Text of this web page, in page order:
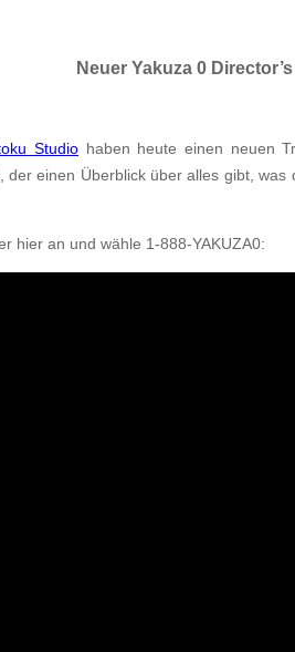
Neuer Yakuza 0
Studio haben heute einen neuen
einen Überblick über alles gibt,
hier an und wähle 1-888-YAKUZA0: